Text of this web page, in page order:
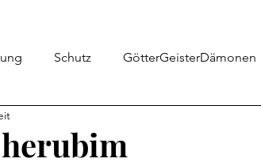
Schutz GötterGeisterDämonen
Meinung